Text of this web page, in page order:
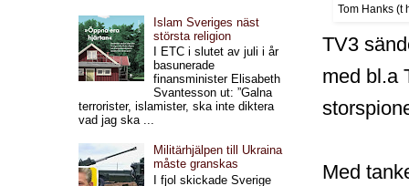
Tom Hanks (t
TV3
med bl.a
Med
Islam Sveriges näst
största religion
I ETC i slutet av juli i år
basunerade
finansminister Elisabeth
Svantesson ut: ”Galna
terrorister, islamister, ska inte diktera
vad jag ska ...
Militärhjälpen till Ukraina
måste granskas
I fjol skickade Sverige